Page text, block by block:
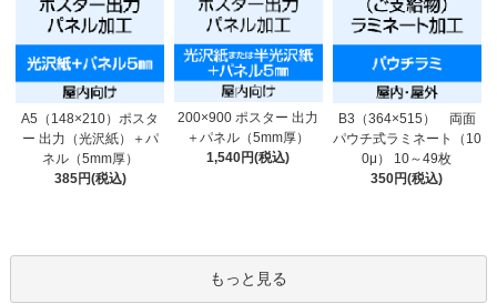
A5（148×210）ポスタ
ー 出力（光沢紙）＋パ
ネル（5mm厚）
385円(税込)
200×900 ポスター 出力
＋パネル（5mm厚）
1,540円(税込)
B3（364×515） 両面
パウチ式ラミネート（10
0μ） 10～49枚
350円(税込)
もっと見る